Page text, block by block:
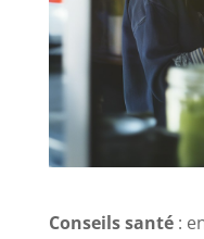
Conseils santé: